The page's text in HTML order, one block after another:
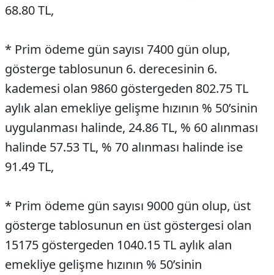
68.80 TL,
* Prim ödeme gün sayısı 7400 gün olup,
gösterge tablosunun 6. derecesinin 6.
kademesi olan 9860 göstergeden 802.75 TL
aylık alan emekliye gelişme hızının % 50’sinin
uygulanması halinde, 24.86 TL, % 60 alınması
halinde 57.53 TL, % 70 alınması halinde ise
91.49 TL,
* Prim ödeme gün sayısı 9000 gün olup, üst
gösterge tablosunun en üst göstergesi olan
15175 göstergeden 1040.15 TL aylık alan
emekliye gelişme hızının % 50’sinin